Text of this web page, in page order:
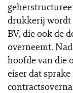
drukkerij wordt
BV, die ook de
overneemt.
hoofde van die
eiser dat